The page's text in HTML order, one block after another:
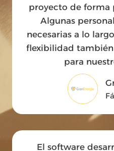
proyecto de forma
Algunas
necesarias a lo
flexibilidad
para
El software